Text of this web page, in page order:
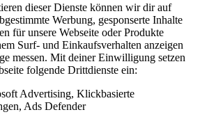
dieser Dienste können wir dir auf
Werbung, gesponserte Inhalte
für unsere Webseite oder Produkte
Surf- und Einkaufsverhalten anzeigen
messen. Mit deiner Einwilligung setzen
folgende Drittdienste ein:
Advertising, Klickbasierte
Ads Defender